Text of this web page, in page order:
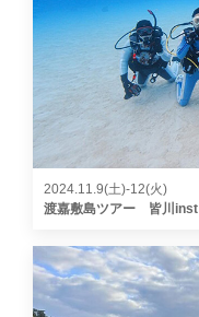
2024.11.9(土)-12(火)
渡嘉敷島ツアー 皆川inst